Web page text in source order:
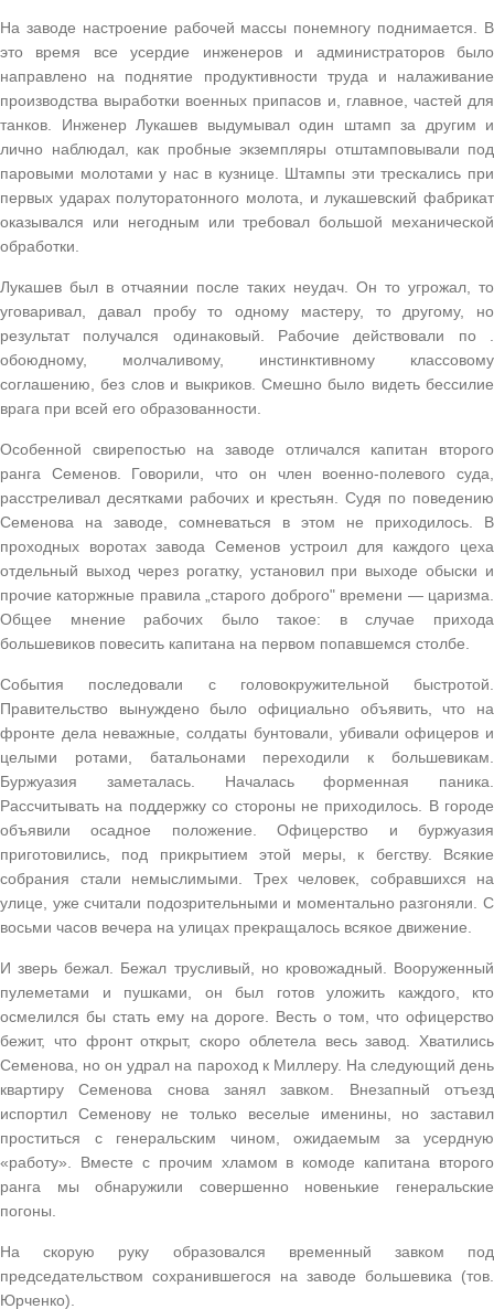
На заводе настроение рабочей массы понемногу поднимается. В
это время все усердие инженеров и администраторов было
направлено на поднятие продуктивности труда и налаживание
производства выработки военных припасов и, главное, частей для
танков. Инженер Лукашев выдумывал один штамп за другим и
лично наблюдал, как пробные экземпляры отштамповывали под
паровыми молотами у нас в кузнице. Штампы эти трескались при
первых ударах полуторатонного молота, и лукашевский фабрикат
оказывался или негодным или требовал большой механической
обработки.
Лукашев был в отчаянии после таких неудач. Он то угрожал, то
уговаривал, давал пробу то одному мастеру, то другому, но
результат получался одинаковый. Рабочие действовали по .
обоюдному, молчаливому, инстинктивному классовому
соглашению, без слов и выкриков. Смешно было видеть бессилие
врага при всей его образованности.
Особенной свирепостью на заводе отличался капитан второго
ранга Семенов. Говорили, что он член военно-полевого суда,
расстреливал десятками рабочих и крестьян. Судя по поведению
Семенова на заводе, сомневаться в этом не приходилось. В
проходных воротах завода Семенов устроил для каждого цеха
отдельный выход через рогатку, установил при выходе обыски и
прочие каторжные правила „старого доброго" времени — царизма.
Общее мнение рабочих было такое: в случае прихода
большевиков повесить капитана на первом попавшемся столбе.
События последовали с головокружительной быстротой.
Правительство вынуждено было официально объявить, что на
фронте дела неважные, солдаты бунтовали, убивали офицеров и
целыми ротами, батальонами переходили к большевикам.
Буржуазия заметалась. Началась форменная паника.
Рассчитывать на поддержку со стороны не приходилось. В городе
объявили осадное положение. Офицерство и буржуазия
приготовились, под прикрытием этой меры, к бегству. Всякие
собрания стали немыслимыми. Трех человек, собравшихся на
улице, уже считали подозрительными и моментально разгоняли. С
восьми часов вечера на улицах прекращалось всякое движение.
И зверь бежал. Бежал трусливый, но кровожадный. Вооруженный
пулеметами и пушками, он был готов уложить каждого, кто
осмелился бы стать ему на дороге. Весть о том, что офицерство
бежит, что фронт открыт, скоро облетела весь завод. Хватились
Семенова, но он удрал на пароход к Миллеру. На следующий день
квартиру Семенова снова занял завком. Внезапный отъезд
испортил Семенову не только веселые именины, но заставил
проститься с генеральским чином, ожидаемым за усердную
«работу». Вместе с прочим хламом в комоде капитана второго
ранга мы обнаружили совершенно новенькие генеральские
погоны.
На скорую руку образовался временный завком под
председательством сохранившегося на заводе большевика (тов.
Юрченко).